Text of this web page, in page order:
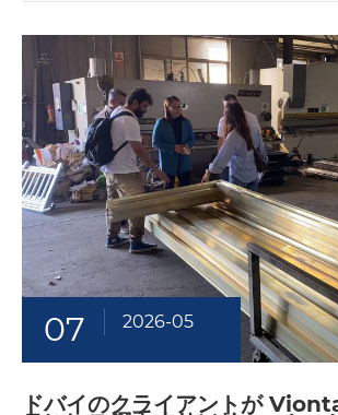
07 2026-05
ドバイのクライアントが